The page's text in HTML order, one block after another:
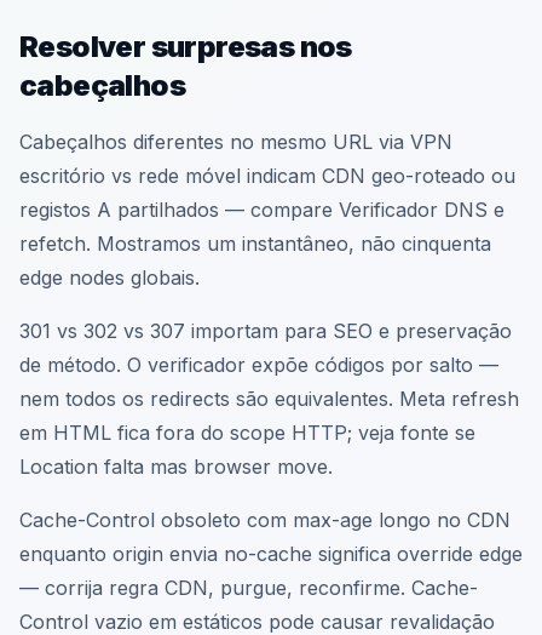
Resolver surpresas nos
cabeçalhos
Cabeçalhos diferentes no mesmo URL via VPN
escritório vs rede móvel indicam CDN geo-roteado ou
registos A partilhados — compare Verificador DNS e
refetch. Mostramos um instantâneo, não cinquenta
edge nodes globais.
301 vs 302 vs 307 importam para SEO e preservação
de método. O verificador expõe códigos por salto —
nem todos os redirects são equivalentes. Meta refresh
em HTML fica fora do scope HTTP; veja fonte se
Location falta mas browser move.
Cache-Control obsoleto com max-age longo no CDN
enquanto origin envia no-cache significa override edge
— corrija regra CDN, purgue, reconfirme. Cache-
Control vazio em estáticos pode causar revalidação